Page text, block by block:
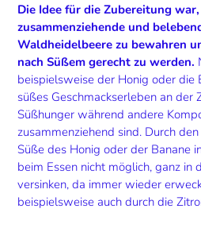
Die Idee für die Zubereitung war,
zusammenziehende und
Waldheidelbeere zu bewahren
nach Süßem gerecht zu werden.
beispielsweise der Honig oder die
süßes Geschmackserleben an der
Süßhunger während andere
zusammenziehend sind. Durch
Süße des Honig oder der Banane
beim Essen nicht möglich, ganz in
versinken, da immer wieder
beispielsweise auch durch die